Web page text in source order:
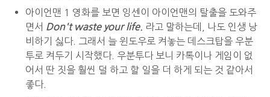
아이언맨 1 영화를 보면 잉센이 아이언맨의 탈출을 도와주
면서 Don't waste your life. 라고 말하는데, 나도 인생 낭
비하기 싫다. 그래서 늘 윈도우로 켜놓는 데스크탑을 우분
투로 켜두기 시작했다. 우분투다 보니 카톡이나 게임이 없
어서 딴 짓을 훨씬 덜 하고 할 일을 더 하게 되는 것 같아서
좋다.